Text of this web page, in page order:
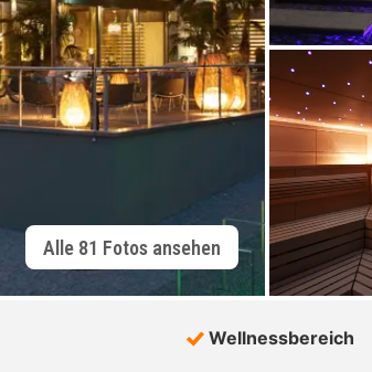
Alle 81 Fotos ansehen
Wellnessbereich